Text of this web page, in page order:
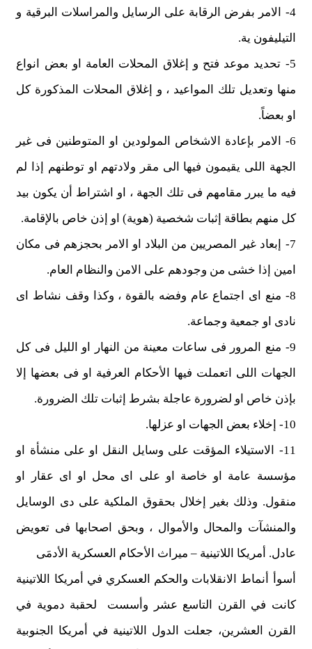
4- الامر بفرض الرقابة على الرسايل والمراسلات البرقية و
التيليفون ية.
5- تحديد موعد فتح و إغلاق المحلات العامة او بعض انواع
منها وتعديل تلك المواعيد ، و إغلاق المحلات المذكورة كل
او بعضاً.
6- الامر بإعادة الاشخاص المولودين او المتوطنين فى غير
الجهة اللى يقيمون فيها الى مقر ولادتهم او توطنهم إذا لم
فيه ما يبرر مقامهم فى تلك الجهة ، او اشتراط أن يكون بيد
كل منهم بطاقة إثبات شخصية (هوية) او إذن خاص بالإقامة.
7- إبعاد غير المصريين من البلاد او الامر بحجزهم فى مكان
امين إذا خشى من وجودهم على الامن والنظام العام.
8- منع اى اجتماع عام وفضه بالقوة ، وكذا وقف نشاط اى
نادى او جمعية وجماعة.
9- منع المرور فى ساعات معينة من النهار او الليل فى كل
الجهات اللى اتعملت فيها الأحكام العرفية او فى بعضها إلا
بإذن خاص او لضرورة عاجلة بشرط إثبات تلك الضرورة.
10- إخلاء بعض الجهات او عزلها.
11- الاستيلاء المؤقت على وسايل النقل او على منشأة او
مؤسسة عامة او خاصة او على اى محل او اى عقار او
منقول. وذلك بغير إخلال بحقوق الملكية على دى الوسايل
والمنشآت والمحال والأموال ، وبحق اصحابها فى تعويض
عادل. أمريكا اللاتينية – ميراث الأحكام العسكرية الأدمَى
أسوأ أنماط الانقلابات والحكم العسكري في أمريكا اللاتينية
كانت في القرن التاسع عشر وأسست لحقبة دموية في
القرن العشرين، جعلت الدول اللاتينية في أمريكا الجنوبية